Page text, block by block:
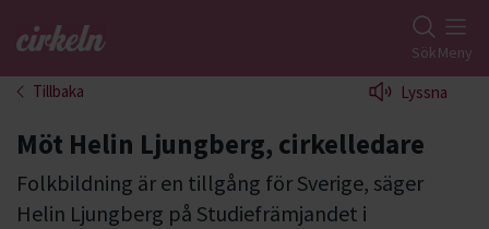
Gå till studiefrämjandets startsida SökMeny
Tillbaka Lyssna
Möt Helin Ljungberg, cirkelledare
Folkbildning är en tillgång för Sverige, säger
Helin Ljungberg på Studiefrämjandet i